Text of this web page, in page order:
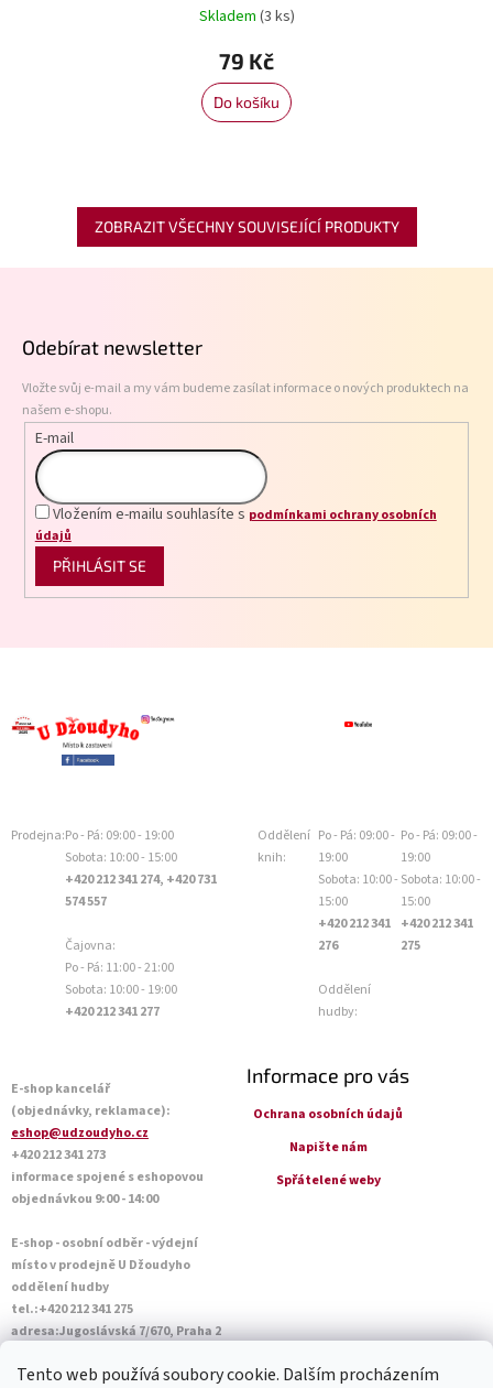
Tento web používá soubory cookie. Dalším procházením
Skladem (3 ks)
79 Kč
Do košíku
ZOBRAZIT VŠECHNY SOUVISEJÍCÍ PRODUKTY
Odebírat newsletter
Vložte svůj e-mail a my vám budeme zasílat informace o nových produktech na
našem e-shopu.
E-mail
Vložením e-mailu souhlasíte s podmínkami ochrany osobních
údajů
PŘIHLÁSIT SE
Prodejna:Po - Pá: 09:00 - 19:00
Sobota: 10:00 - 15:00
+420 212 341 274, +420 731
574 557
Čajovna:
Po - Pá: 11:00 - 21:00
Sobota: 10:00 - 19:00
+420 212 341 277
Oddělení
knih:
Po - Pá: 09:00 -
19:00
Sobota: 10:00 -
15:00
+420 212 341
276
Oddělení
hudby:
Po - Pá: 09:00 -
19:00
Sobota: 10:00 -
15:00
+420 212 341
275
E-shop kancelář
(objednávky, reklamace):
eshop@udzoudyho.cz
+420 212 341 273
informace spojené s eshopovou
objednávkou 9:00 - 14:00
E-shop - osobní odběr - výdejní
místo v prodejně U Džoudyho
oddělení hudby
tel.:+420 212 341 275
adresa:Jugoslávská 7/670, Praha 2
Sobota: 10:00 - 14:45
Informace pro vás
Ochrana osobních údajů
Napište nám
Spřátelené weby